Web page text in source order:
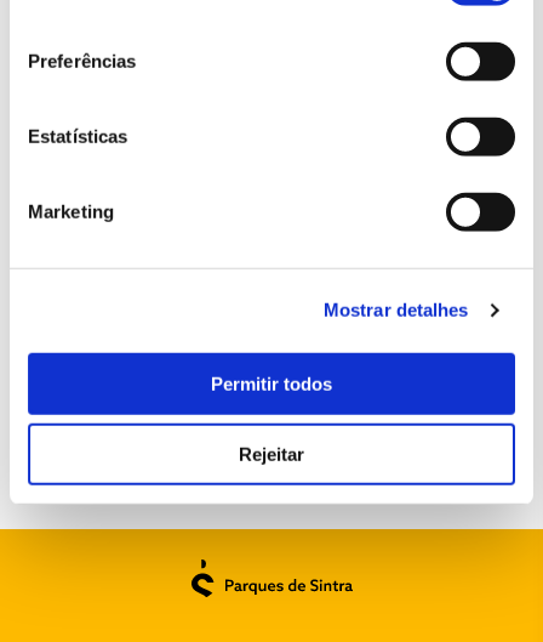
Preferências
Estatísticas
Marketing
Mostrar detalhes
Permitir todos
Rejeitar
EXPLORE AS "LINHAS DO TEMPO"